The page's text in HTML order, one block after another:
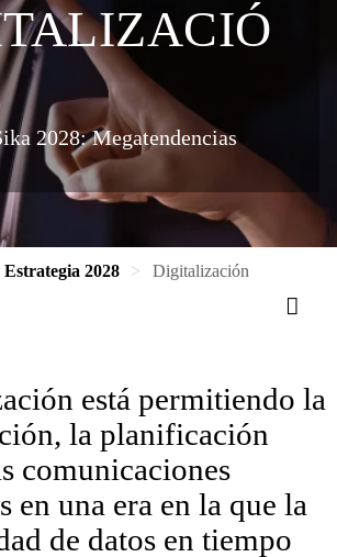
2028: Megatendencias
Estrategia 2028 Digitalización
está permitiendo la
la planificación
comunicaciones
en una era en la que la
de datos en tiempo